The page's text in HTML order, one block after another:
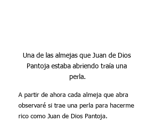
Una de las almejas que Juan de Dios
Pantoja estaba abriendo traía una
perla.
A partir de ahora cada almeja que abra
observaré si trae una perla para hacerme
rico como Juan de Dios Pantoja.